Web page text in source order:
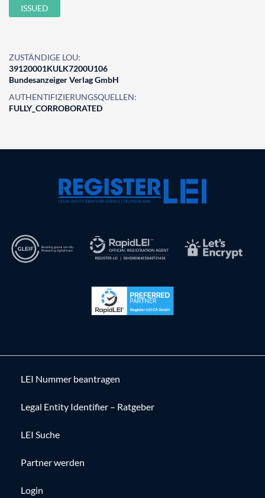
ISSUED
ZUSTÄNDIGE LOU:
39120001KULK7200U106
Bundesanzeiger Verlag GmbH
AUTHENTIFIZIERUNGSQUELLEN:
FULLY_CORROBORATED
LEI Nummer beantragen
Legal Entity Identifier – Ratgeber
LEI Suche
Partner werden
Login